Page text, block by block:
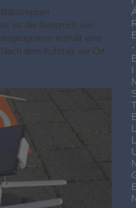
ist der Anspruch von
enthält eine
dem Aufmaß vor Ort
-
I
L
L